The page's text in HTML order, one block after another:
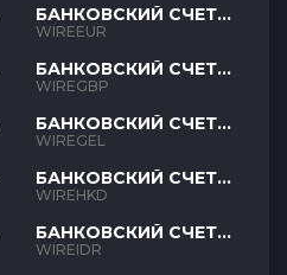
БАНКОВСКИЙ СЧЕТ
EUR
WIREEUR
БАНКОВСКИЙ СЧЕТ
GBP
WIREGBP
БАНКОВСКИЙ СЧЕТ
GEL
WIREGEL
БАНКОВСКИЙ СЧЕТ
HKD
WIREHKD
БАНКОВСКИЙ СЧЕТ
IDR
WIREIDR